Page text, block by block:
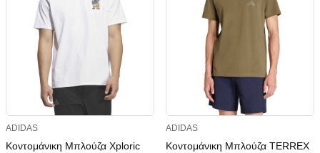
ADIDAS
Κοντομάνικη Μπλούζα Xploric
ADIDAS
Κοντομάνικη Μπλούζα TERREX